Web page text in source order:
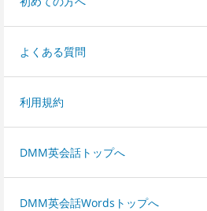
よくある質問
利用規約
DMM英会話トップへ
DMM英会話Wordsトップへ